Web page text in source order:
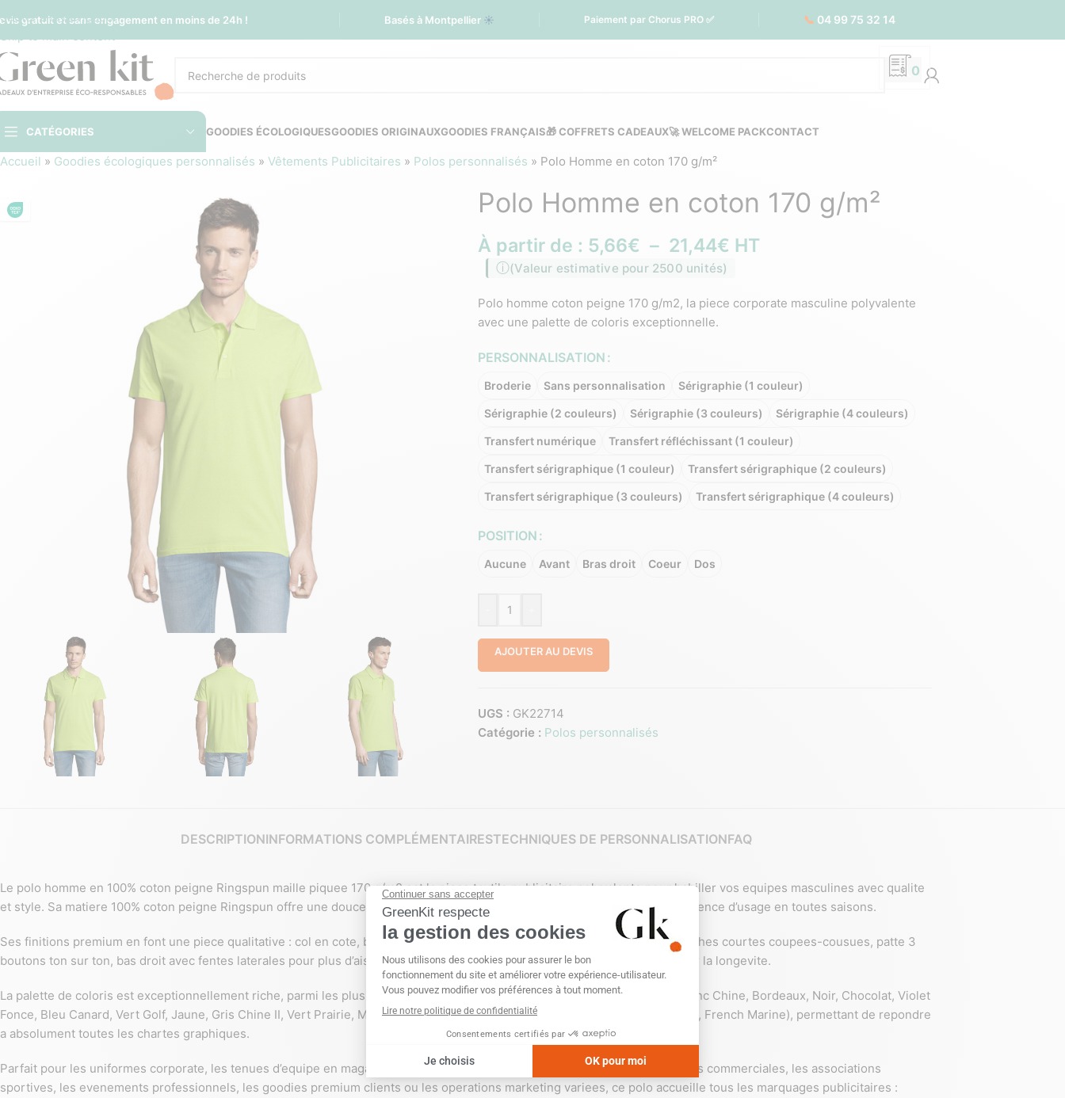
Sauter à la navigation
Skip to main content
gratuit et sans engagement en moins de 24h ! Basés à Montpellier ☀️ Paiement par Chorus PRO ✅ 📞 04 99 75 32 14
0
CATÉGORIES GOODIES ÉCOLOGIQUESGOODIES ORIGINAUXGOODIES FRANÇAIS🎁 COFFRETS CADEAUX🚀 WELCOME PACKCONTACT
Accueil » Goodies écologiques personnalisés » Vêtements Publicitaires » Polos personnalisés » Polo Homme en coton 170 g/m²
Polo Homme en coton 170 g/m²
À partir de : 5,66€ – 21,44€ HT
(Valeur estimative pour 2500 unités)
Polo homme coton peigne 170 g/m2, la piece corporate masculine polyvalente
avec une palette de coloris exceptionnelle.
PERSONNALISATION
Broderie Sans personnalisation Sérigraphie (1 couleur)
Sérigraphie (2 couleurs) Sérigraphie (3 couleurs) Sérigraphie (4 couleurs)
Transfert numérique Transfert réfléchissant (1 couleur)
Transfert sérigraphique (1 couleur) Transfert sérigraphique (2 couleurs)
Transfert sérigraphique (3 couleurs) Transfert sérigraphique (4 couleurs)
POSITION
Aucune Avant Bras droit Coeur Dos
AJOUTER AU DEVIS
UGS : GK22714
Catégorie : Polos personnalisés
DESCRIPTIONINFORMATIONS COMPLÉMENTAIRESTECHNIQUES DE PERSONNALISATIONFAQ
Le polo homme en 100% coton peigne Ringspun maille piquee 170 g/m2 est la piece textile publicitaire polyvalente pour habiller vos equipes masculines avec qualite
et style. Sa matiere 100% coton peigne Ringspun offre une douceur incomparable, une resistance aux lavages et une polyvalence d’usage en toutes saisons.
Ses finitions premium en font une piece qualitative : col en cote, bande de proprete au col, patte boutonnee renforcee, manches courtes coupees-cousues, patte 3
boutons ton sur ton, bas droit avec fentes laterales pour plus d’aisance, bouton de rechange sur couture interieure cote pour la longevite.
La palette de coloris est exceptionnellement riche, parmi les plus larges du marche (Vert Pomme, Bleu Atoll, Aqua, Army, Blanc Chine, Bordeaux, Noir, Chocolat, Violet
Fonce, Bleu Canard, Vert Golf, Jaune, Gris Chine II, Vert Prairie, Marine, Orange, Rose, Royal, Rouge, Sable, Ciel Pique, Blanc, French Marine), permettant de repondre
a absolument toutes les chartes graphiques.
Parfait pour les uniformes corporate, les tenues d’equipe en magasin, les hotels-restaurants, les boutiques retail, les equipes commerciales, les associations
sportives, les evenements professionnels, les goodies premium clients ou les operations marketing variees, ce polo accueille tous les marquages publicitaires :